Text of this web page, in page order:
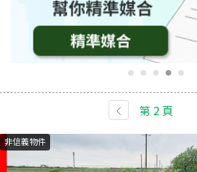
第 2頁
非信義物件